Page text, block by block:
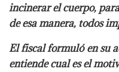
incinerar el cuerpo,
de esa manera, todos
El fiscal formuló en su
entiende cual es el